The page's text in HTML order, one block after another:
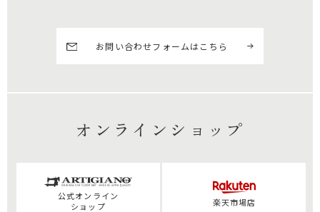
お問い合わせフォームはこちら
オンラインショップ
公式オンライン
ショップ
楽天市場店